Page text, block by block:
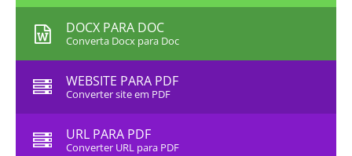
DOCX PARA DOC
Converta Docx para Doc
WEBSITE PARA PDF
Converter site em PDF
URL PARA PDF
Converter URL para PDF